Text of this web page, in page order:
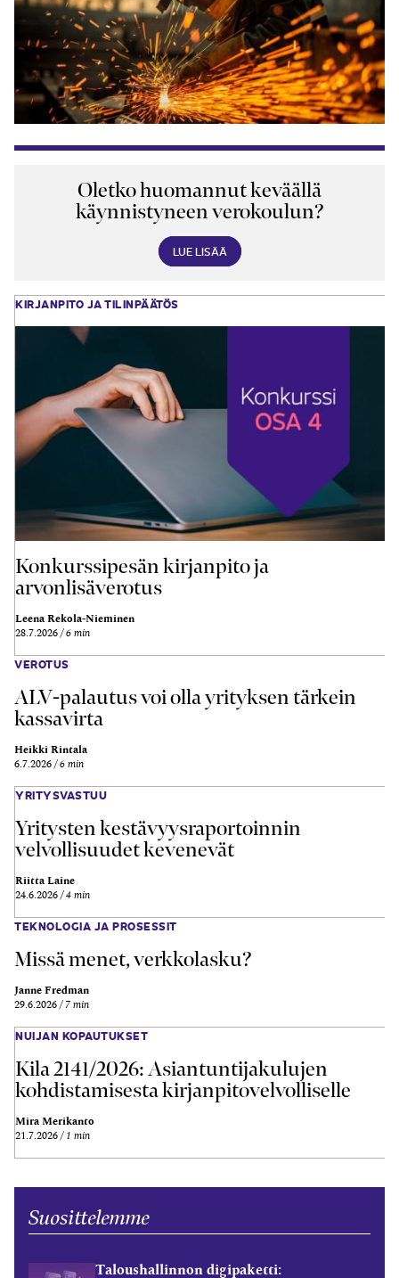
Oletko huomannut keväällä
käynnistyneen verokoulun?
LUE LISÄÄ
KIRJANPITO JA TILINPÄÄTÖS
Konkurssipesän kirjanpito ja
arvonlisäverotus
Leena Rekola-Nieminen
28.7.2026 6 min
VEROTUS
ALV-palautus voi olla yrityksen tärkein
kassavirta
Heikki Rintala
6.7.2026 6 min
YRITYSVASTUU
Yritysten kestävyysraportoinnin
velvollisuudet kevenevät
Riitta Laine
24.6.2026 4 min
TEKNOLOGIA JA PROSESSIT
Missä menet, verkkolasku?
Janne Fredman
29.6.2026 7 min
NUIJAN KOPAUTUKSET
Kila 2141/2026: Asiantuntijakulujen
kohdistamisesta kirjanpitovelvolliselle
Mira Merikanto
21.7.2026 1 min
Suosittelemme
Taloushallinnon digipaketti: